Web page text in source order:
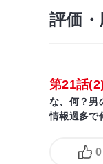
評価
第21話(2)
な、何？男
情報過多で
0